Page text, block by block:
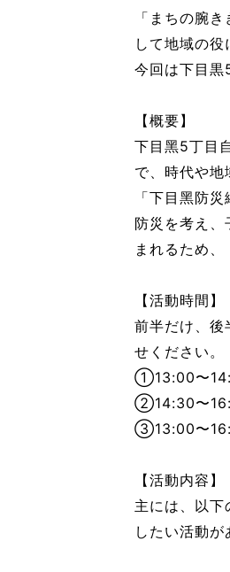
「まちの腕
して地域の
今回は下目黒
【概要】
下⽬⿊5丁⽬
で、時代や地
「下⽬⿊防
防災を考え
まれるため
【活動時間】
前半だけ、後
せください。
①13:00〜
②14:30〜
③13:00〜
【活動内容】
主には、以
したい活動